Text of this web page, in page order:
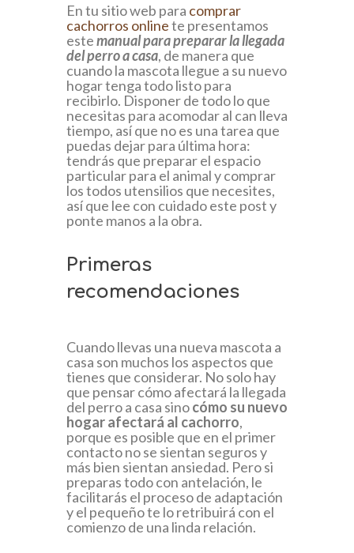
En tu sitio web para comprar
cachorros onlinete presentamos
estemanual para preparar la llegada
del perro a casa, de manera que
cuando la mascota llegue a su nuevo
hogar tenga todo listo para
recibirlo. Disponer de todo lo que
necesitas para acomodar al can lleva
tiempo, así que no es una tarea que
puedas dejar para última hora:
tendrás que preparar el espacio
particular para el animal y comprar
los todos utensilios que necesites,
así que lee con cuidado este post y
ponte manos a la obra.
Primeras
recomendaciones
Cuando llevas una nueva mascota a
casa son muchos los aspectos que
tienes que considerar. No solo hay
que pensar cómo afectará la llegada
del perro a casa sinocómo su nuevo
hogar afectará al cachorro,
porque es posible que en el primer
contacto no se sientan seguros y
más bien sientan ansiedad. Pero si
preparas todo con antelación, le
facilitarás el proceso de adaptación
y el pequeño te lo retribuirá con el
comienzo de una linda relación.